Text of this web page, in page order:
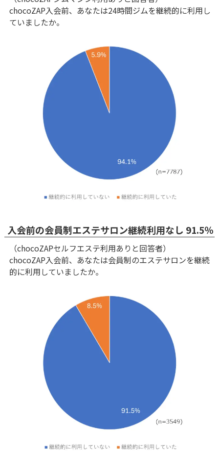
chocoZAP入会前、あなたは24時間ジムを継続的に利用し
ていましたか。
入会前の会員制エステサロン継続利用なし 91.5％
（chocoZAPセルフエステ利用ありと回答者）
chocoZAP入会前、あなたは会員制のエステサロンを継続
的に利用していましたか。